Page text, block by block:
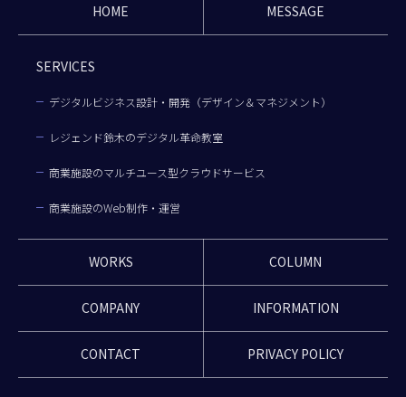
HOME MESSAGE
SERVICES
デジタルビジネス設計・開発（デザイン＆マネジメント）
レジェンド鈴木のデジタル革命教室
商業施設のマルチユース型クラウドサービス
商業施設のWeb制作・運営
WORKS COLUMN
COMPANY INFORMATION
CONTACT PRIVACY POLICY